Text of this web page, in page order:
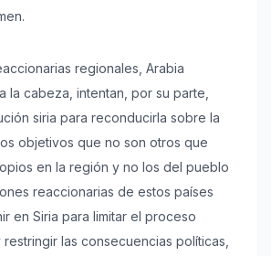
regionales, Arabia
la cabeza, intentan, por su parte,
siria para reconducirla sobre la
objetivos que no son otros que
en la región y no los del pueblo
reaccionarias de estos países
en Siria para limitar el proceso
las consecuencias políticas,